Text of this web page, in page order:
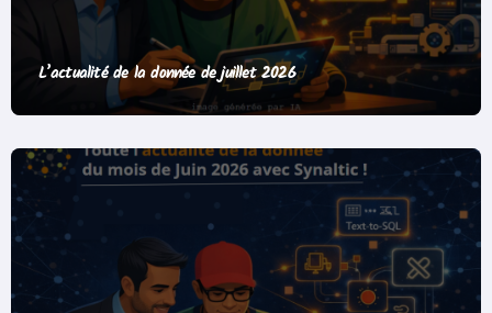
L’actualité de la donnée de juillet 2026